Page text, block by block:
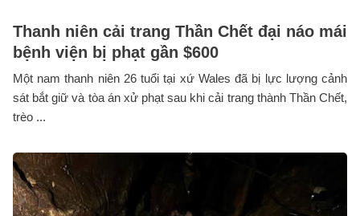
Thanh niên cải trang Thần Chết đại náo mái
bệnh viện bị phạt gần $600
Một nam thanh niên 26 tuổi tại xứ Wales đã bị lực lượng cảnh
sát bắt giữ và tòa án xử phạt sau khi cải trang thành Thần Chết,
trèo ...